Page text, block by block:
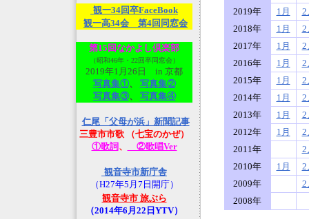
観一34回卒FaceBook
観一高34会 第4回同窓会
第15回なかよし倶楽部
（昭和46年・22回卒同窓会）
2019年1月26日 in 京都
写真集①、 写真集②
写真集③、 写真集④
仁尾「父母が浜」新聞記事
三豊市市歌 （七宝のかぜ）
①歌詞、 ②歌唱Ver
観音寺市新庁舎
（H27年5月7日開庁）
観音寺市 旅ぶら
（2014年6月22日YTV）
2019年
1月
2
2018年
1月
2
2017年
1月
2
2016年
1月
2
2015年
1月
2
2014年
1月
2
2013年
1月
2
2012年
1月
2
2011年
2
2010年
1月
2
2009年
2
2008年